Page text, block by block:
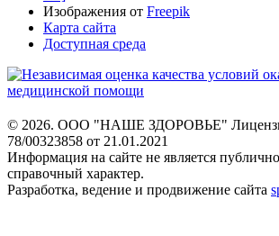
Изображения от Freepik
Карта сайта
Доступная среда
© 2026. ООО "НАШЕ ЗДОРОВЬЕ"
78/00323858 от 21.01.2021
Информация на сайте не является
справочный характер.
Разработка, ведение и продвижение сайта